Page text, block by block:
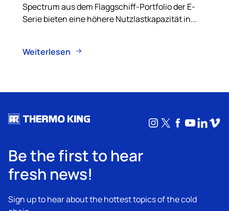
Spectrum aus dem Flaggschiff-Portfolio der E-
Serie bieten eine höhere Nutzlastkapazität in...
Weiterlesen
Instagram
X Facebook
Be the first to hear
fresh news!
Sign up to hear about the hottest topics of the cold